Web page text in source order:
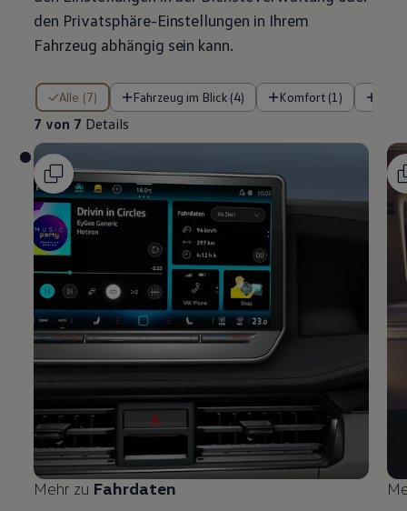
den Privatsphäre-Einstellungen in Ihrem
Fahrzeug abhängig sein kann.
Alle (7) Fahrzeug im Blick (4) Komfort (1)
7 von 7 Details
7 von 7 Details
Mehr zu Fahrdaten